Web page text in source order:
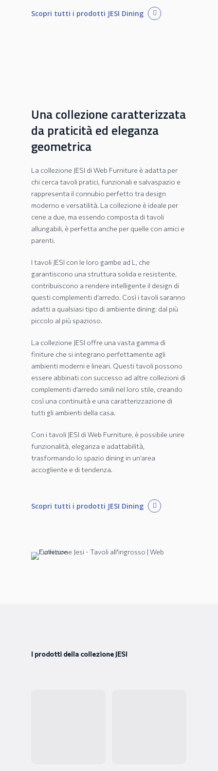
Scopri tutti i prodotti JESI Dining
Una collezione caratterizzata
da praticità ed eleganza
geometrica
La collezione JESI di Web Furniture è adatta per
chi cerca tavoli pratici, funzionali e salvaspazio e
rappresenta il connubio perfetto tra design
moderno e versatilità. La collezione è ideale per
cene a due, ma essendo composta di tavoli
allungabili, è perfetta anche per quelle con amici e
parenti.
I tavoli JESI con le loro gambe ad L, che
garantiscono una struttura solida e resistente,
contribuiscono a rendere intelligente il design di
questi complementi d’arredo. Così i tavoli saranno
adatti a qualsiasi tipo di ambiente dining: dal più
piccolo al più spazioso.
La collezione JESI offre una vasta gamma di
finiture che si integrano perfettamente agli
ambienti moderni e lineari. Questi tavoli possono
essere abbinati con successo ad altre collezioni di
complementi d’arredo simili nel loro stile, creando
così una continuità e una caratterizzazione di
tutti gli ambienti della casa.
Con i tavoli JESI di Web Furniture, è possibile unire
funzionalità, eleganza e adattabilità,
trasformando lo spazio dining in un’area
accogliente e di tendenza.
Scopri tutti i prodotti JESI Dining
I prodotti della collezione JESI